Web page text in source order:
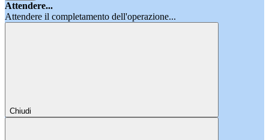
Attendere...
Attendere il completamento dell'operazione...
Chiudi